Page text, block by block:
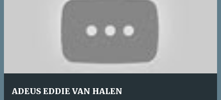
ADEUS EDDIE VAN HALEN